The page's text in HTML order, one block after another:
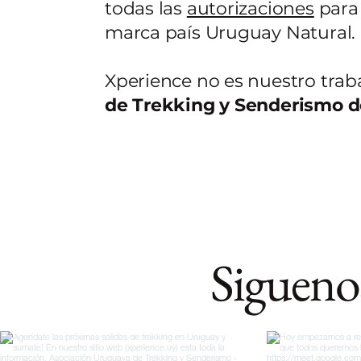
todas las autorizaciones
marca país Uruguay Natural.
Xperience no es nuestro
de Trekking y Senderismo